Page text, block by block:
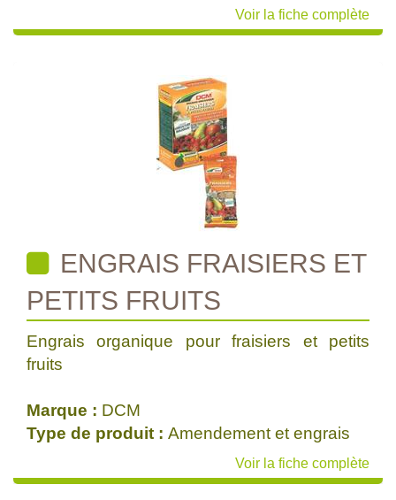
Voir la fiche complète
ENGRAIS FRAISIERS ET
PETITS FRUITS
Engrais organique pour fraisiers et petits
fruits
Marque : DCM
Type de produit : Amendement et engrais
Voir la fiche complète